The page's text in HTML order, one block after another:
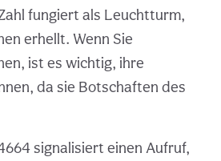
fungiert als Leuchtturm,
erhellt. Wenn Sie
ist es wichtig, ihre
da sie Botschaften des
signalisiert einen Aufruf,